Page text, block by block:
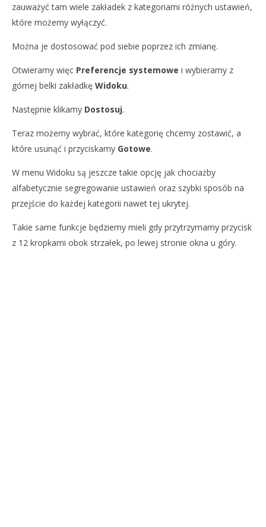
zauważyć tam wiele zakładek z kategoriami różnych ustawień,
które możemy wyłączyć.
Można je dostosować pod siebie poprzez ich zmianę.
Otwieramy więc Preferencje systemowe i wybieramy z
górnej belki zakładkę Widoku.
Następnie klikamy Dostosuj.
Teraz możemy wybrać, które kategorię chcemy zostawić, a
które usunąć i przyciskamy Gotowe.
W menu Widoku są jeszcze takie opcję jak chociażby
alfabetycznie segregowanie ustawień oraz szybki sposób na
przejście do każdej kategorii nawet tej ukrytej.
Takie same funkcje będziemy mieli gdy przytrzymamy przycisk
z 12 kropkami obok strzałek, po lewej stronie okna u góry.